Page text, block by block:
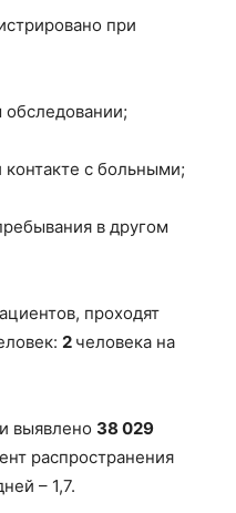
при
обследовании;
контакте с больными;
в другом
проходят
2 человека на
выявлено 38 029
распространения
– 1,7.